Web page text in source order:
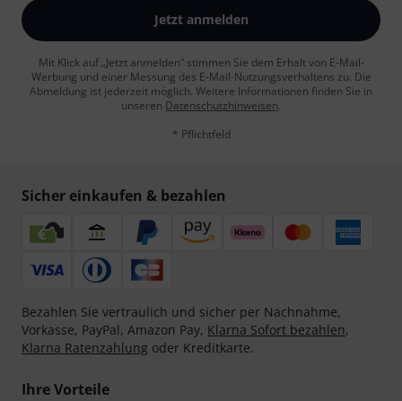
Jetzt anmelden
Mit Klick auf „Jetzt anmelden“ stimmen Sie dem Erhalt von E-Mail-
Werbung und einer Messung des E-Mail-Nutzungsverhaltens zu. Die
Abmeldung ist jederzeit möglich. Weitere Informationen finden Sie in
unseren Datenschutzhinweisen.
* Pflichtfeld
Sicher einkaufen & bezahlen
Bezahlen Sie vertraulich und sicher per Nachnahme,
Vorkasse, PayPal, Amazon Pay, Klarna Sofort bezahlen,
Klarna Ratenzahlung oder Kreditkarte.
Ihre Vorteile